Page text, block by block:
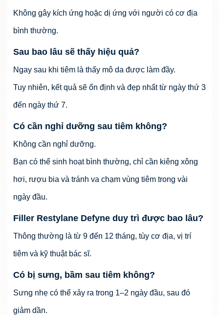
Không gây kích ứng hoặc dị ứng với người có cơ địa
bình thường.
Sau bao lâu sẽ thấy hiệu quả?
Ngay sau khi tiêm là thấy mô da được làm đầy.
Tuy nhiên, kết quả sẽ ổn định và đẹp nhất từ ngày thứ 3
đến ngày thứ 7.
Có cần nghỉ dưỡng sau tiêm không?
Không cần nghỉ dưỡng.
Bạn có thể sinh hoạt bình thường, chỉ cần kiêng xông
hơi, rượu bia và tránh va chạm vùng tiêm trong vài
ngày đầu.
Filler Restylane Defyne duy trì được bao lâu?
Thông thường là từ 9 đến 12 tháng, tùy cơ địa, vị trí
tiêm và kỹ thuật bác sĩ.
Có bị sưng, bầm sau tiêm không?
Sưng nhẹ có thể xảy ra trong 1–2 ngày đầu, sau đó
giảm dần.